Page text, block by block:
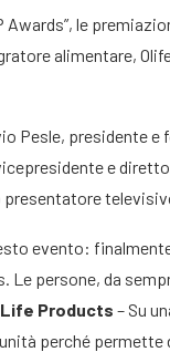
le
alimentare,
Pesle, presidente
e
evento:
Le persone, da
Products – Su
perché permette